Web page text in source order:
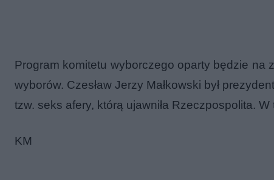
Program komitetu wyborczego oparty będzie na
wyborów. Czesław Jerzy Małkowski był
tzw. seks afery, którą ujawniła Rzeczpospolita.
KM